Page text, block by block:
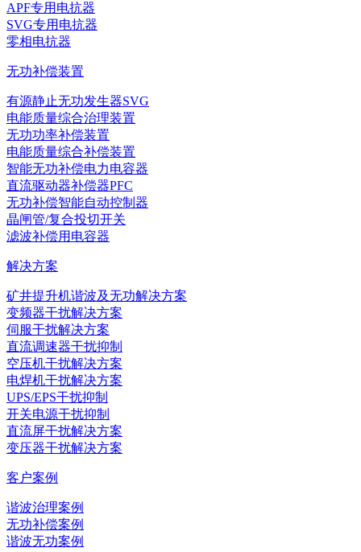
APF专用电抗器
SVG专用电抗器
零相电抗器
无功补偿装置
有源静止无功发生器SVG
电能质量综合治理装置
无功功率补偿装置
电能质量综合补偿装置
智能无功补偿电力电容器
直流驱动器补偿器PFC
无功补偿智能自动控制器
晶闸管/复合投切开关
滤波补偿用电容器
解决方案
矿井提升机谐波及无功解决方案
变频器干扰解决方案
伺服干扰解决方案
直流调速器干扰抑制
空压机干扰解决方案
电焊机干扰解决方案
UPS/EPS干扰抑制
开关电源干扰抑制
直流屏干扰解决方案
变压器干扰解决方案
客户案例
谐波治理案例
无功补偿案例
谐波无功案例